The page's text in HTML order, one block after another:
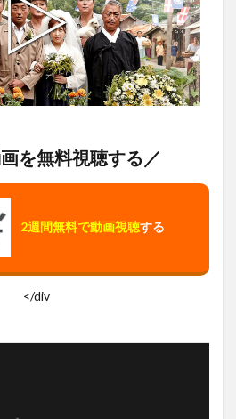
を無料視聴する／
2週間無料で動画視聴する
</div